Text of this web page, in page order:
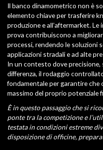
Il banco dinamometrico non è
elemento chiave per trasferire
produzione e all’aftermarket.
prova contribuiscono a
processi, rendendo le soluzioni
applicazioni stradali e ad alte
In un contesto dove precisione,
differenza, il rodaggio
fondamentale per garantire che
massimo del proprio potenziale
È in questo passaggio che si
ponte tra la competizione e
testata in condizioni estreme
disposizione di officine,